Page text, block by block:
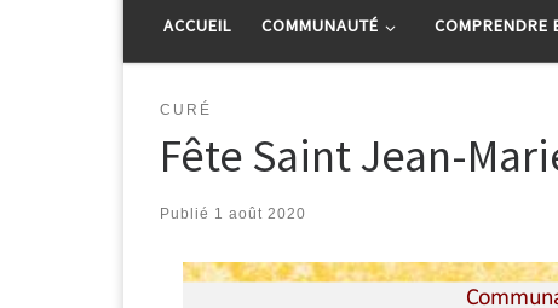
ACCUEIL COMMUNAUTÉ COMPRENDRE
CURÉ
Fête Saint Jean-
Publié 1 août 2020